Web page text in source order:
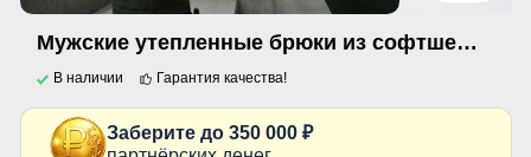
Мужские утепленные брюки из софтшелла с флисом и регулируемым ремнем цвета хаки 9633_1Kh
В наличии Гарантия качества!
Заберите до 350 000 ₽